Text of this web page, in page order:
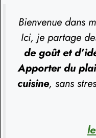
Bienvenue dans
Ici, je partage
de goût et
Apporter du
cuisine, sans